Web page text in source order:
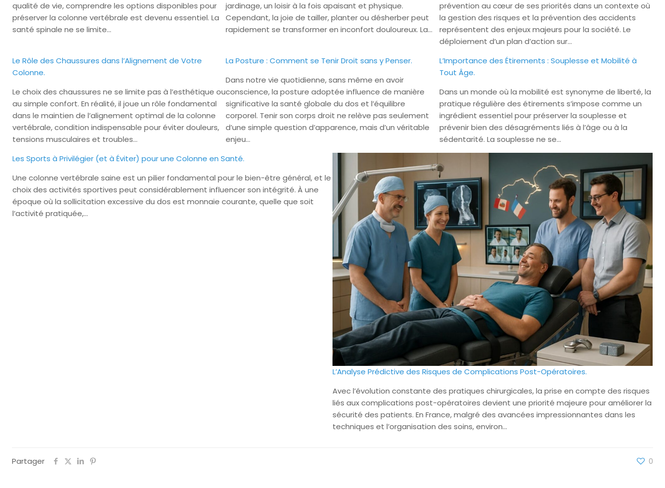
qualité de vie, comprendre les options disponibles pour
préserver la colonne vertébrale est devenu essentiel. La
santé spinale ne se limite…
jardinage, un loisir à la fois apaisant et physique.
Cependant, la joie de tailler, planter ou désherber peut
rapidement se transformer en inconfort douloureux. La…
prévention au cœur de ses priorités dans un contexte où
la gestion des risques et la prévention des accidents
représentent des enjeux majeurs pour la société. Le
déploiement d’un plan d’action sur…
Le Rôle des Chaussures dans l’Alignement de Votre
Colonne.
Le choix des chaussures ne se limite pas à l’esthétique ou
au simple confort. En réalité, il joue un rôle fondamental
dans le maintien de l’alignement optimal de la colonne
vertébrale, condition indispensable pour éviter douleurs,
tensions musculaires et troubles…
La Posture : Comment se Tenir Droit sans y Penser.
Dans notre vie quotidienne, sans même en avoir
conscience, la posture adoptée influence de manière
significative la santé globale du dos et l’équilibre
corporel. Tenir son corps droit ne relève pas seulement
d’une simple question d’apparence, mais d’un véritable
enjeu…
L’Importance des Étirements : Souplesse et Mobilité à
Tout Âge.
Dans un monde où la mobilité est synonyme de liberté, la
pratique régulière des étirements s’impose comme un
ingrédient essentiel pour préserver la souplesse et
prévenir bien des désagréments liés à l’âge ou à la
sédentarité. La souplesse ne se…
Les Sports à Privilégier (et à Éviter) pour une Colonne en Santé.
Une colonne vertébrale saine est un pilier fondamental pour le bien-être général, et le
choix des activités sportives peut considérablement influencer son intégrité. À une
époque où la sollicitation excessive du dos est monnaie courante, quelle que soit
l’activité pratiquée,…
L’Analyse Prédictive des Risques de Complications Post-Opératoires.
Avec l’évolution constante des pratiques chirurgicales, la prise en compte des risques
liés aux complications post-opératoires devient une priorité majeure pour améliorer la
sécurité des patients. En France, malgré des avancées impressionnantes dans les
techniques et l’organisation des soins, environ…
Partager 0